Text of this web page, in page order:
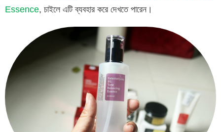
Essence, চাইলে এটি ব্যবহার করে দেখতে পারেন।